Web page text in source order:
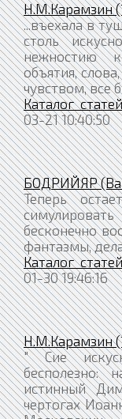
Н.М.Карамзин
...въехала в
столь
нежностию
объятия,
чувством, все
Каталог статей
03-21 10:40:50
БОДРИЙЯР
Теперь
бесконечно
фантазмы,
Каталог статей
01-30 19:46:16
Н.М.Карамзин
" Сие
бесполезно:
истинный
чертогах